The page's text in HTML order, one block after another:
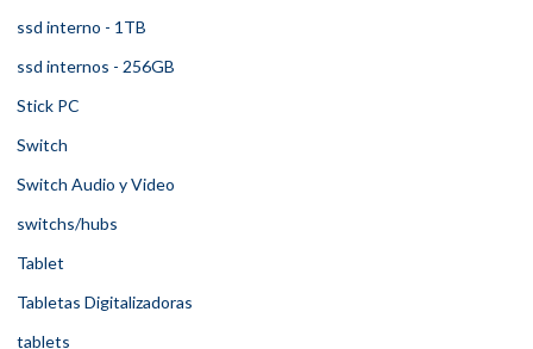
ssd interno - 1TB
ssd internos - 256GB
Stick PC
Switch
Switch Audio y Video
switchs/hubs
Tablet
Tabletas Digitalizadoras
tablets